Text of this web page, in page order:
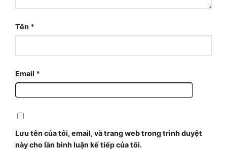
Tên *
Email *
Lưu tên của tôi, email, và trang web trong trình duyệt
này cho lần bình luận kế tiếp của tôi.